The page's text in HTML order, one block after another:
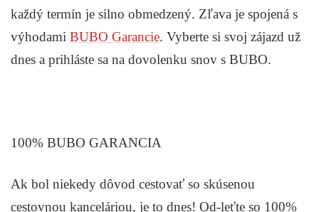
každý termín je silno obmedzený. Zľava je spojená s
výhodami BUBO Garancie. Vyberte si svoj zájazd už
dnes a prihláste sa na dovolenku snov s BUBO.
100% BUBO GARANCIA
Ak bol niekedy dôvod cestovať so skúsenou
cestovnou kanceláriou, je to dnes! Od-leťte so 100%